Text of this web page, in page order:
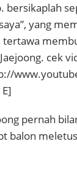
bersikaplah
yang
tertawa
cek
pernah
balon